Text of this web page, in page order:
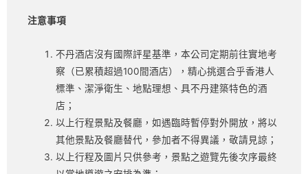
注意事項
不丹酒店沒有國際評星基準，本公司定期前往實地考
察（已累積超過100間酒店），精心挑選合乎香港人
標準、潔淨衛生、地點理想、具不丹建築特色的酒
店；
以上行程景點及餐廳，如遇臨時暫停對外開放，將以
其他景點及餐廳替代，參加者不得異議，敬請見諒；
以上行程及圖片只供參考，景點之遊覽先後次序最終